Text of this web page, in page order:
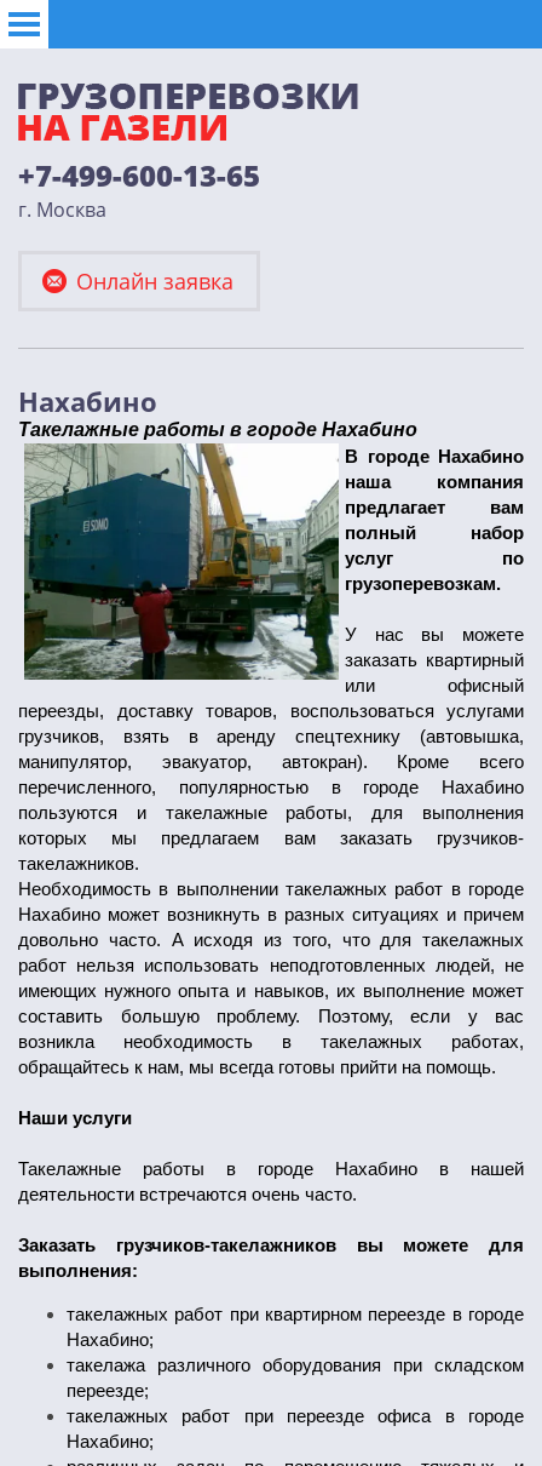
+7-499-600-13-65
г. Москва
Онлайн заявка
Нахабино
Такелажные работы в городе Нахабино
В городе Нахабино
наша компания
предлагает вам
полный набор
услуг по
грузоперевозкам.
У нас вы можете
заказать квартирный
или офисный
переезды, доставку товаров, воспользоваться услугами
грузчиков, взять в аренду спецтехнику (автовышка,
манипулятор, эвакуатор, автокран). Кроме всего
перечисленного, популярностью в городе Нахабино
пользуются и такелажные работы, для выполнения
которых мы предлагаем вам заказать грузчиков-
такелажников.
Необходимость в выполнении такелажных работ в городе
Нахабино может возникнуть в разных ситуациях и причем
довольно часто. А исходя из того, что для такелажных
работ нельзя использовать неподготовленных людей, не
имеющих нужного опыта и навыков, их выполнение может
составить большую проблему. Поэтому, если у вас
возникла необходимость в такелажных работах,
обращайтесь к нам, мы всегда готовы прийти на помощь.
Наши услуги
Такелажные работы в городе Нахабино в нашей
деятельности встречаются очень часто.
Заказать грузчиков-такелажников вы можете для
выполнения:
такелажных работ при квартирном переезде в городе
Нахабино;
такелажа различного оборудования при складском
переезде;
такелажных работ при переезде офиса в городе
Нахабино;